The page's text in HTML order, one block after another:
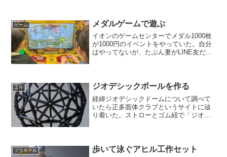
ゲーム メダルゲームで遊ぶ
イオンのゲームセンターでメダル1000枚
が1000円のイベントをやっていた。自分
はやってないが、たぶん妻がLINE友だち
費して楽しそ...
工作 ジオデシックボールを作る
経緯ジオデシックドームについて調べて
いたら正多面体クラブというサイトに辿
り着いた。ストローとゴム紐で「ジオデ
面体を編んで練習してみ...
プラモデル 歩いて泳ぐアヒル工作セット